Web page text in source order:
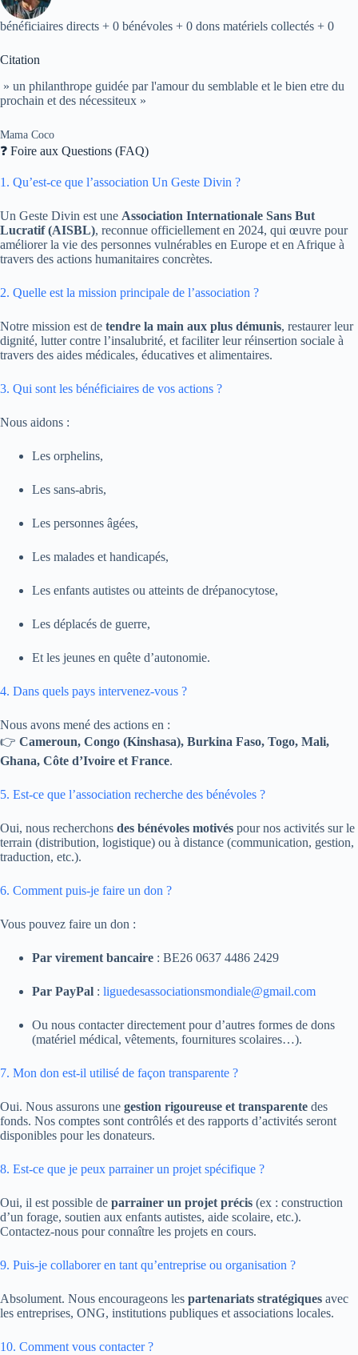
bénéficiaires directs + 0 bénévoles + 0 dons matériels collectés + 0
Citation
» un philanthrope guidée par l'amour du semblable et le bien etre du
prochain et des nécessiteux »
Mama Coco
❓ Foire aux Questions (FAQ)
1. Qu’est-ce que l’association Un Geste Divin ?
Un Geste Divin est une Association Internationale Sans But
Lucratif (AISBL), reconnue officiellement en 2024, qui œuvre pour
améliorer la vie des personnes vulnérables en Europe et en Afrique à
travers des actions humanitaires concrètes.
2. Quelle est la mission principale de l’association ?
Notre mission est de tendre la main aux plus démunis, restaurer leur
dignité, lutter contre l’insalubrité, et faciliter leur réinsertion sociale à
travers des aides médicales, éducatives et alimentaires.
3. Qui sont les bénéficiaires de vos actions ?
Nous aidons :
Les orphelins,
Les sans-abris,
Les personnes âgées,
Les malades et handicapés,
Les enfants autistes ou atteints de drépanocytose,
Les déplacés de guerre,
Et les jeunes en quête d’autonomie.
4. Dans quels pays intervenez-vous ?
Nous avons mené des actions en :
👉 Cameroun, Congo (Kinshasa), Burkina Faso, Togo, Mali,
Ghana, Côte d’Ivoire et France.
5. Est-ce que l’association recherche des bénévoles ?
Oui, nous recherchons des bénévoles motivés pour nos activités sur le
terrain (distribution, logistique) ou à distance (communication, gestion,
traduction, etc.).
6. Comment puis-je faire un don ?
Vous pouvez faire un don :
Par virement bancaire : BE26 0637 4486 2429
Par PayPal : liguedesassociationsmondiale@gmail.com
Ou nous contacter directement pour d’autres formes de dons
(matériel médical, vêtements, fournitures scolaires…).
7. Mon don est-il utilisé de façon transparente ?
Oui. Nous assurons une gestion rigoureuse et transparente des
fonds. Nos comptes sont contrôlés et des rapports d’activités seront
disponibles pour les donateurs.
8. Est-ce que je peux parrainer un projet spécifique ?
Oui, il est possible de parrainer un projet précis (ex : construction
d’un forage, soutien aux enfants autistes, aide scolaire, etc.).
Contactez-nous pour connaître les projets en cours.
9. Puis-je collaborer en tant qu’entreprise ou organisation ?
Absolument. Nous encourageons les partenariats stratégiques avec
les entreprises, ONG, institutions publiques et associations locales.
10. Comment vous contacter ?